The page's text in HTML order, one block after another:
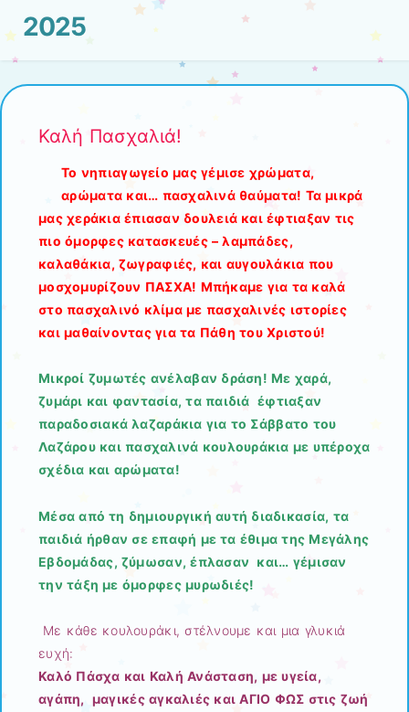
2025
Καλή Πασχαλιά!
Το νηπιαγωγείο μας γέμισε χρώματα,
αρώματα και… πασχαλινά θαύματα! Τα μικρά
μας χεράκια έπιασαν δουλειά και έφτιαξαν τις
πιο όμορφες κατασκευές – λαμπάδες,
καλαθάκια, ζωγραφιές, και αυγουλάκια που
μοσχομυρίζουν ΠΑΣΧΑ! Μπήκαμε για τα καλά
στο πασχαλινό κλίμα με πασχαλινές ιστορίες
και μαθαίνoντας για τα Πάθη του Χριστού!
Μικροί ζυμωτές ανέλαβαν δράση! Με χαρά,
ζυμάρι και φαντασία, τα παιδιά έφτιαξαν
παραδοσιακά λαζαράκια για το Σάββατο του
Λαζάρου και πασχαλινά κουλουράκια με υπέροχα
σχέδια και αρώματα!
Μέσα από τη δημιουργική αυτή διαδικασία, τα
παιδιά ήρθαν σε επαφή με τα έθιμα της Μεγάλης
Εβδομάδας, ζύμωσαν, έπλασαν και… γέμισαν
την τάξη με όμορφες μυρωδιές!
Με κάθε κουλουράκι, στέλνουμε και μια γλυκιά
ευχή:
Καλό Πάσχα και Καλή Ανάσταση, με υγεία,
αγάπη, μαγικές αγκαλιές και ΑΓΙΟ ΦΩΣ στις ζωή